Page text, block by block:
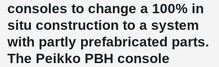
consoles to change a 100% in
situ construction to a system
with partly prefabricated parts.
The Peikko PBH console